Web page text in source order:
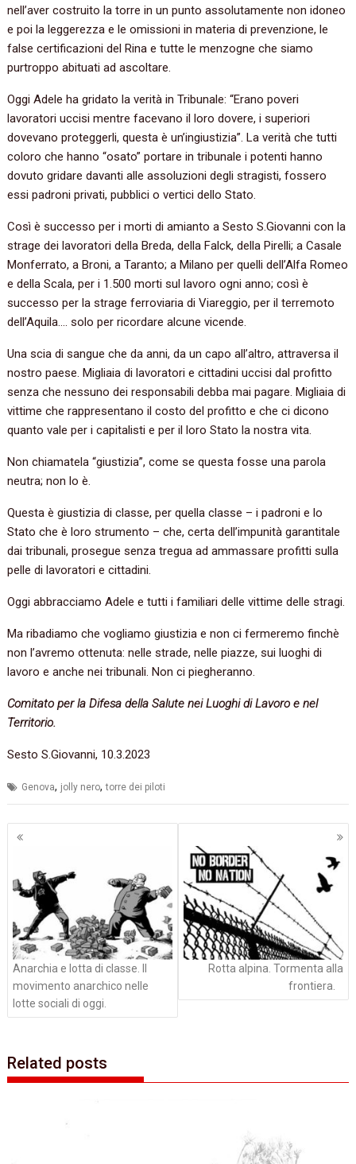
nell’aver costruito la torre in un punto assolutamente non idoneo
e poi la leggerezza e le omissioni in materia di prevenzione, le
false certificazioni del Rina e tutte le menzogne che siamo
purtroppo abituati ad ascoltare.
Oggi Adele ha gridato la verità in Tribunale: “Erano poveri
lavoratori uccisi mentre facevano il loro dovere, i superiori
dovevano proteggerli, questa è un’ingiustizia”. La verità che tutti
coloro che hanno “osato” portare in tribunale i potenti hanno
dovuto gridare davanti alle assoluzioni degli stragisti, fossero
essi padroni privati, pubblici o vertici dello Stato.
Così è successo per i morti di amianto a Sesto S.Giovanni con la
strage dei lavoratori della Breda, della Falck, della Pirelli; a Casale
Monferrato, a Broni, a Taranto; a Milano per quelli dell’Alfa Romeo
e della Scala, per i 1.500 morti sul lavoro ogni anno; così è
successo per la strage ferroviaria di Viareggio, per il terremoto
dell’Aquila…. solo per ricordare alcune vicende.
Una scia di sangue che da anni, da un capo all’altro, attraversa il
nostro paese. Migliaia di lavoratori e cittadini uccisi dal profitto
senza che nessuno dei responsabili debba mai pagare. Migliaia di
vittime che rappresentano il costo del profitto e che ci dicono
quanto vale per i capitalisti e per il loro Stato la nostra vita.
Non chiamatela “giustizia”, come se questa fosse una parola
neutra; non lo è.
Questa è giustizia di classe, per quella classe – i padroni e lo
Stato che è loro strumento – che, certa dell’impunità garantitale
dai tribunali, prosegue senza tregua ad ammassare profitti sulla
pelle di lavoratori e cittadini.
Oggi abbracciamo Adele e tutti i familiari delle vittime delle stragi.
Ma ribadiamo che vogliamo giustizia e non ci fermeremo finchè
non l’avremo ottenuta: nelle strade, nelle piazze, sui luoghi di
lavoro e anche nei tribunali. Non ci piegheranno.
Comitato per la Difesa della Salute nei Luoghi di Lavoro e nel
Territorio.
Sesto S.Giovanni, 10.3.2023
Genova, jolly nero,torre dei piloti
Navigazione
Anarchia e lotta di classe. Il
movimento anarchico nelle
lotte sociali di oggi.
Rotta alpina. Tormenta alla
frontiera.
Related posts